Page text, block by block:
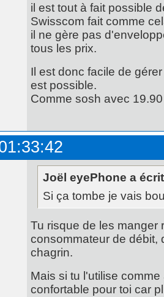
il est tout à fait possible
Swisscom fait comme
il ne gère pas
tous les prix.
Il est donc facile de
est possible.
Comme sosh avec
Joël eyePhone a
Si ça tombe je vais
Tu risque de les manger
consommateur de débit,
chagrin.
Mais si tu l'utilise
confortable pour toi car